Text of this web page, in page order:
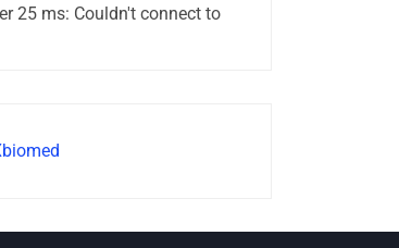
25 ms: Couldn't connect to